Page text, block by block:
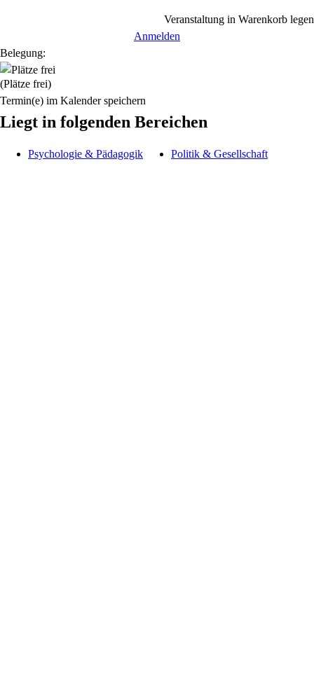
Veranstaltung in Warenkorb legen
Anmelden
Belegung:
(Plätze frei)
Termin(e) im Kalender speichern
Liegt in folgenden Bereichen
Psychologie & Pädagogik Politik & Gesellschaft